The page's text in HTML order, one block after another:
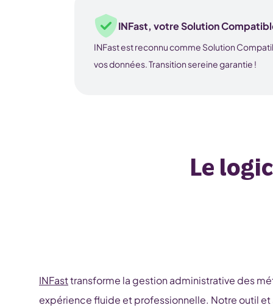
INFast, votre Solution
INFast est reconnu comme Solution
vos données. Transition sereine garantie !
Le
INFasttransforme la gestion administrative des
expérience fluide et professionnelle. Notre outil